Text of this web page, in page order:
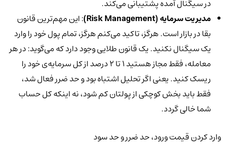
در سیگنال آمده پشتیبانی می‌کند.
مدیریت سرمایه (Risk Management)
: این مهم‌ترین قانون
بقا در بازار است. هرگز، تاکید می‌کنم هرگز، تمام پول خود را وارد
یک سیگنال نکنید. یک قانون طلایی وجود دارد که می‌گوید: در هر
معامله، فقط مجاز هستید 1 تا 2 درصد از کل سرمایه‌ی خود را
ریسک کنید. یعنی اگر تحلیل اشتباه بود و حد ضرر فعال شد،
فقط باید بخش کوچکی از پولتان کم شود، نه اینکه کل حساب
شما خالی گردد.
وارد کردن قیمت ورود، حد ضرر و حد سود